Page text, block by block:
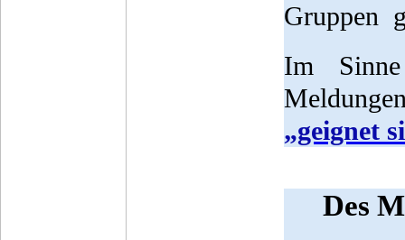
Gruppen
Im
„geignet
Des